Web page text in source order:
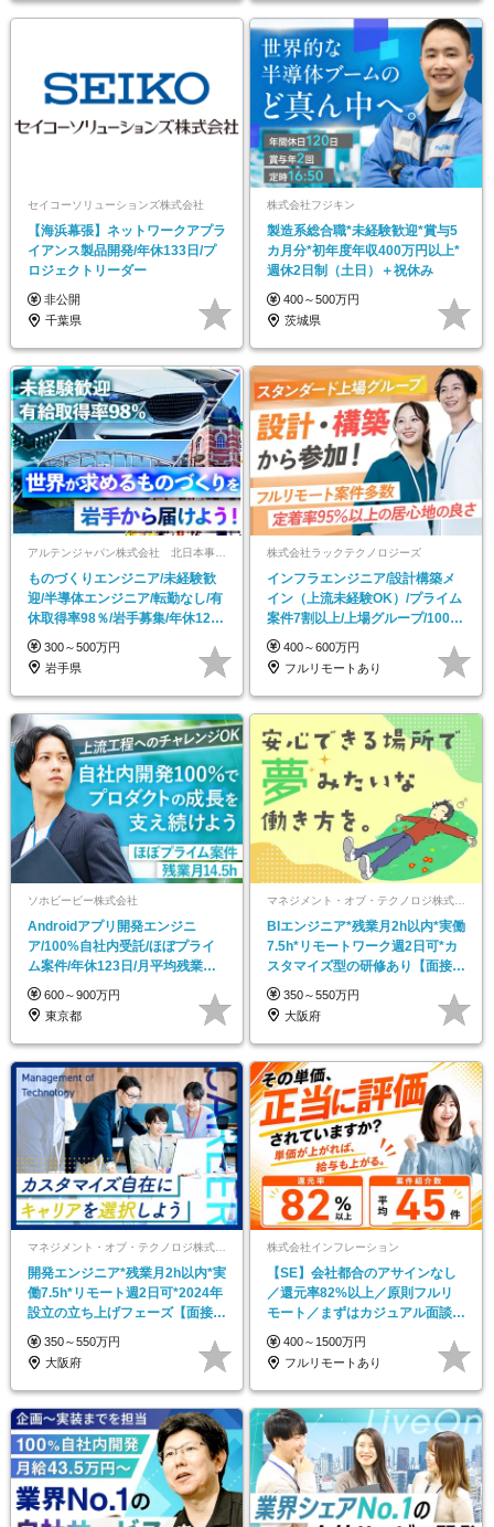
セイコーソリューションズ株式会社
【海浜幕張】ネットワークアプラ
イアンス製品開発/年休133日/プ
ロジェクトリーダー
非公開
千葉県
株式会社フジキン
製造系総合職*未経験歓迎*賞与5
カ月分*初年度年収400万円以上*
週休2日制（土日）＋祝休み
400～500万円
茨城県
アルテンジャパン株式会社 北日本事業本部
ものづくりエンジニア/未経験歓
迎/半導体エンジニア/転勤なし/有
休取得率98％/岩手募集/年休125
日
300～500万円
岩手県
株式会社ラックテクノロジーズ
インフラエンジニア/設計構築メ
イン（上流未経験OK）/プライム
案件7割以上/上場グループ/100％
チーム制
400～600万円
フルリモートあり
ソホビービー株式会社
Androidアプリ開発エンジニ
ア/100%自社内受託/ほぼプライ
ム案件/年休123日/月平均残業
14.5h
600～900万円
東京都
マネジメント・オブ・テクノロジ株式会社
BIエンジニア*残業月2h以内*実働
7.5h*リモートワーク週2日可*カ
スタマイズ型の研修あり【面接1
回】
350～550万円
大阪府
マネジメント・オブ・テクノロジ株式会社
開発エンジニア*残業月2h以内*実
働7.5h*リモート週2日可*2024年
設立の立ち上げフェーズ【面接1
回】
350～550万円
大阪府
株式会社インフレーション
【SE】会社都合のアサインなし
／還元率82%以上／原則フルリ
モート／まずはカジュアル面談か
ら◎
400～1500万円
フルリモートあり